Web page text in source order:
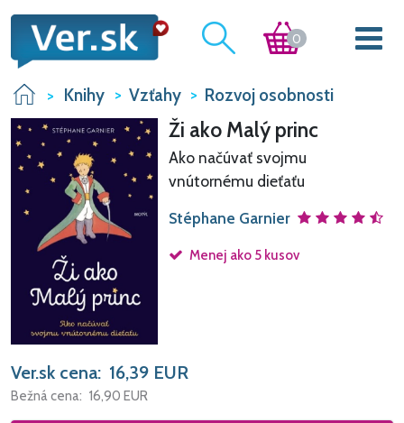
0
Knihy Vzťahy Rozvoj osobnosti
Ži ako Malý princ
Ako načúvať svojmu
vnútornému dieťaťu
Stéphane Garnier
Menej ako 5 kusov
Ver.sk cena: 16,39 EUR
Bežná cena: 16,90 EUR